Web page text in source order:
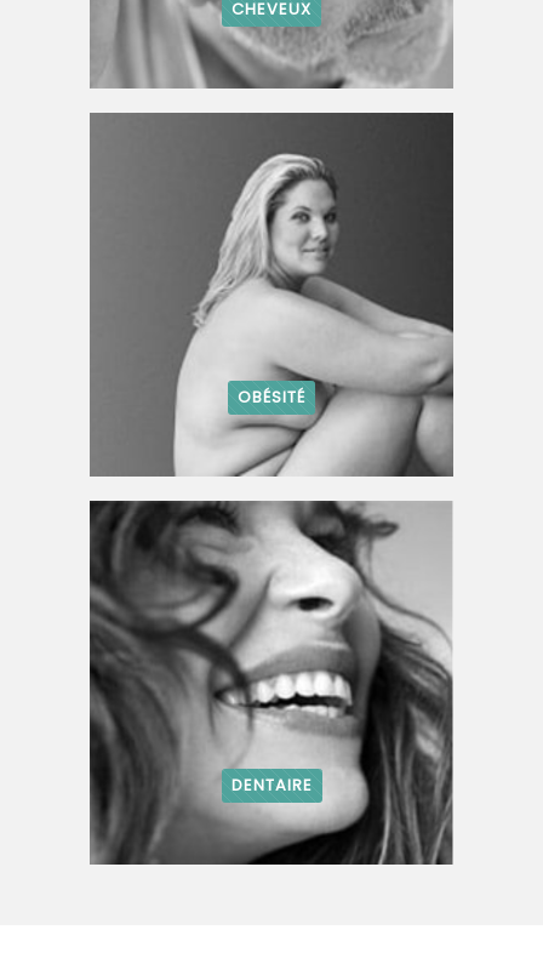
CHEVEUX
OBÉSITÉ
DENTAIRE